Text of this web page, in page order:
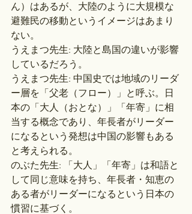
ん）はあるが、大陸のように大規模な
避難民の移動というイメージはあまり
ない。
うえまつ先生: 大陸と島国の違いが影響
しているだろう。
うえまつ先生: 中国史では地域のリーダ
ー層を「父老（フロー）」と呼ぶ。日
本の「大人（おとな）」「年寄」に相
当する概念であり、年長者がリーダー
になるという発想は中国の影響もある
と考えられる。
のぶた先生: 「大人」「年寄」は和語と
して同じ意味を持ち、年長者・知恵の
ある者がリーダーになるという日本の
慣習に基づく。